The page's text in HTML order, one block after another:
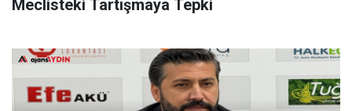
Meclisteki Tartışmaya Tepki